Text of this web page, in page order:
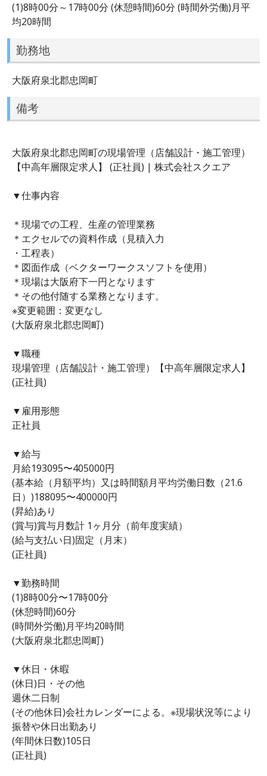
(1)8時00分～17時00分 (休憩時間)60分 (時間外労働)月平
均20時間
勤務地
大阪府泉北郡忠岡町
備考
大阪府泉北郡忠岡町の現場管理（店舗設計・施工管理）
【中高年層限定求人】 (正社員) | 株式会社スクエア
▼仕事内容
＊現場での工程、生産の管理業務
＊エクセルでの資料作成（見積入力
・工程表）
＊図面作成（ベクターワークスソフトを使用）
＊現場は大阪府下一円となります
＊その他付随する業務となります。
※変更範囲：変更なし
(大阪府泉北郡忠岡町)
▼職種
現場管理（店舗設計・施工管理）【中高年層限定求人】
(正社員)
▼雇用形態
正社員
▼給与
月給193095〜405000円
(基本給（月額平均）又は時間額月平均労働日数（21.6
日）)188095〜400000円
(昇給)あり
(賞与)賞与月数計 1ヶ月分（前年度実績）
(給与支払い日)固定（月末）
(正社員)
▼勤務時間
(1)8時00分〜17時00分
(休憩時間)60分
(時間外労働)月平均20時間
(大阪府泉北郡忠岡町)
▼休日・休暇
(休日)日・その他
週休二日制
(その他休日)会社カレンダーによる。※現場状況等により
振替や休日出勤あり
(年間休日数)105日
(正社員)